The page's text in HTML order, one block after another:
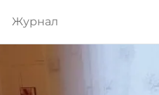
Журнал